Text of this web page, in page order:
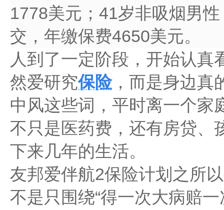
1778美元；41岁非吸烟男
交，年缴保费4650美元。
人到了一定阶段，开始认真
然爱研究保险，而是身边真
中风这些词，平时离一个家
不只是医药费，还有房贷、
下来几年的生活。
友邦爱伴航2保险计划之所
不是只围绕“得一次大病赔